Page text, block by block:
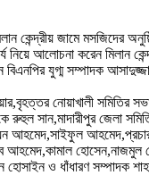
জামে মসজিদের
আলোচনা করেন মিলান
যুগ্ম সম্পাদক
নোয়াখালী সমিতির
সান,মাদারীপুর জেলা
আহমেদ,সাইফুল
হোসেন,নাজমুল
হোসাইন ও ধাঁধারণ সম্পাদক